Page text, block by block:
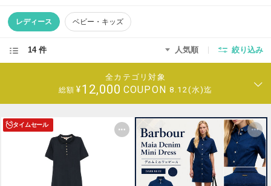
レディース ベビー・キッズ
14 件 人気順 絞り込み
全カテゴリ対象
総額 ¥12,000 COUPON 8.12(水)迄
タイムセール